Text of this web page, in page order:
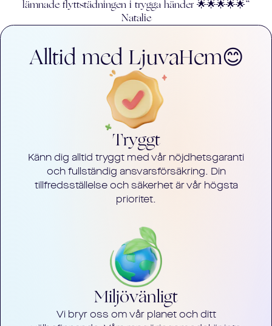
lämnade flyttstädningen i trygga händer 🌟🌟🌟🌟🌟”
Natalie
Alltid med LjuvaHem😊
Tryggt
Känn dig alltid tryggt med vår nöjdhetsgaranti
och fullständig ansvarsförsäkring. Din
tillfredsställelse och säkerhet är vår högsta
prioritet.
Miljövänligt
Vi bryr oss om vår planet och ditt